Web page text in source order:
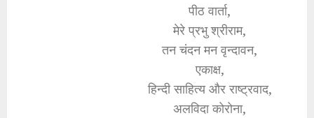
पीठ वार्ता,
मेरे प्रभु श्रीराम,
तन चंदन मन वृन्दावन,
एकाक्ष,
हिन्दी साहित्य और राष्ट्रवाद,
अलविदा कोरोना,